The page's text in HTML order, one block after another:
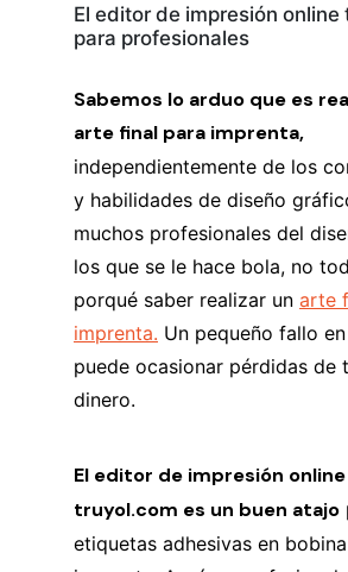
El editor de impresión online
para profesionales
Sabemos lo arduo que es
arte final para imprenta,
independientemente de los
y habilidades de diseño
muchos profesionales del
los que se le hace bola, no
porqué saber realizar un arte
imprenta. Un pequeño fallo
puede ocasionar pérdidas de
dinero.
El editor de impresión
truyol.com es un buen atajo
etiquetas adhesivas en